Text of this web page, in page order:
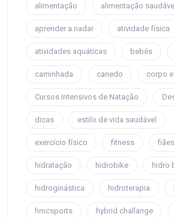
alimentação alimentação saudável
aprender a nadar atividade física
atividades aquáticas bebés
caminhada canedo corpo
Cursos Intensivos de Natação
dicas estilo de vida saudável
exercício físico fitness fiães
hidratação hidrobike hidro
hidroginástica hidroterapia
hmcsports hybrid challange